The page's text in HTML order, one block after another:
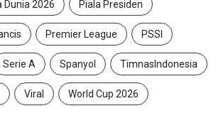
Dunia 2026 Piala Presiden
Premier League PSSI
Serie A Spanyol TimnasIndonesia
Viral World Cup 2026